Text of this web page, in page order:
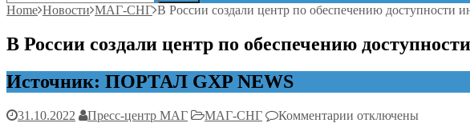
Home Новости МАГ-СНГ В России создали центр по обеспечению доступности
В России создали центр по обеспечению
Источник: ПОРТАЛ GXP NEWS
31.10.2022 Пресс-центр МАГ МАГ-СНГ Комментарии котключены